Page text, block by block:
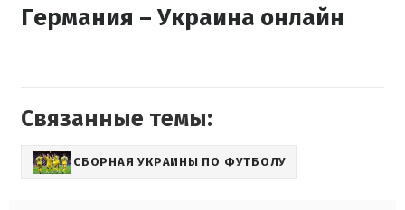
Германия – Украина онлайн
Связанные темы:
СБОРНАЯ УКРАИНЫ ПО ФУТБОЛУ